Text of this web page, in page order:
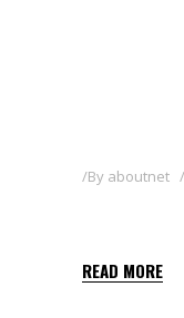
By aboutnet
READ MORE